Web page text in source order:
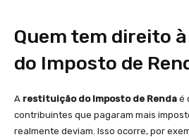
Quem tem direito
do Imposto de
A restituição do Imposto de Renda é
contribuintes que pagaram mais
realmente deviam. Isso ocorre, por